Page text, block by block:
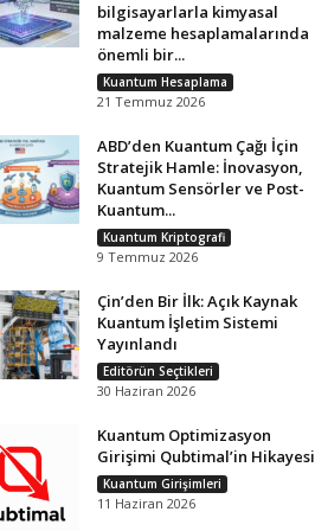
bilgisayarlarla kimyasal
malzeme hesaplamalarında
önemli bir...
Kuantum Hesaplama
21 Temmuz 2026
ABD’den Kuantum Çağı İçin
Stratejik Hamle: İnovasyon,
Kuantum Sensörler ve Post-
Kuantum...
Kuantum Kriptografi
9 Temmuz 2026
Çin’den Bir İlk: Açık Kaynak
Kuantum İşletim Sistemi
Yayınlandı
Editörün Seçtikleri
30 Haziran 2026
Kuantum Optimizasyon
Girişimi Qubtimal’in Hikayesi
Kuantum Girişimleri
11 Haziran 2026